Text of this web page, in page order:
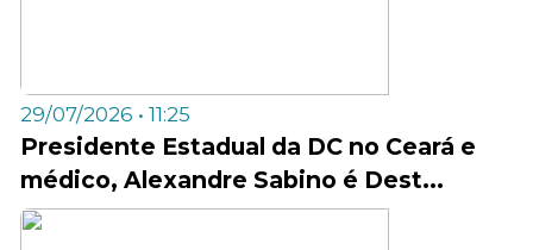
29/07/2026 • 11:25
Presidente Estadual da DC no Ceará e
médico, Alexandre Sabino é Dest...